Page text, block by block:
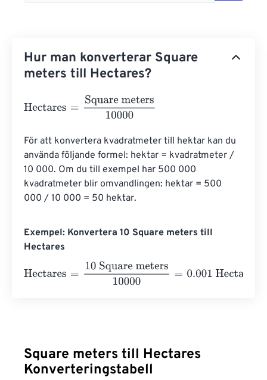
Hur man konverterar Square
meters till Hectares?
Hectares Square meters10000
För att konvertera kvadratmeter till hektar kan du
använda följande formel: hektar = kvadratmeter /
10 000. Om du till exempel har 500 000
kvadratmeter blir omvandlingen: hektar = 500
000 / 10 000 = 50 hektar.
Exempel: Konvertera 10 Square meters till
Hectares
Hectares
10 Square meters10000 0.001 Hectares
Square meters till Hectares
Konverteringstabell